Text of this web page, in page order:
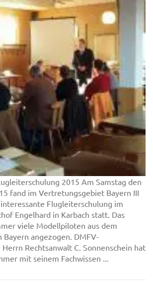
2015 Am Samstag den
fand im Vertretungsgebiet Bayern III
Flugleiterschulung im
Engelhard in Karbach statt. Das
viele Modellpiloten aus dem
Bayern angezogen. DMFV-
Rechtsanwalt C. Sonnenschein hat
mit seinem Fachwissen ...